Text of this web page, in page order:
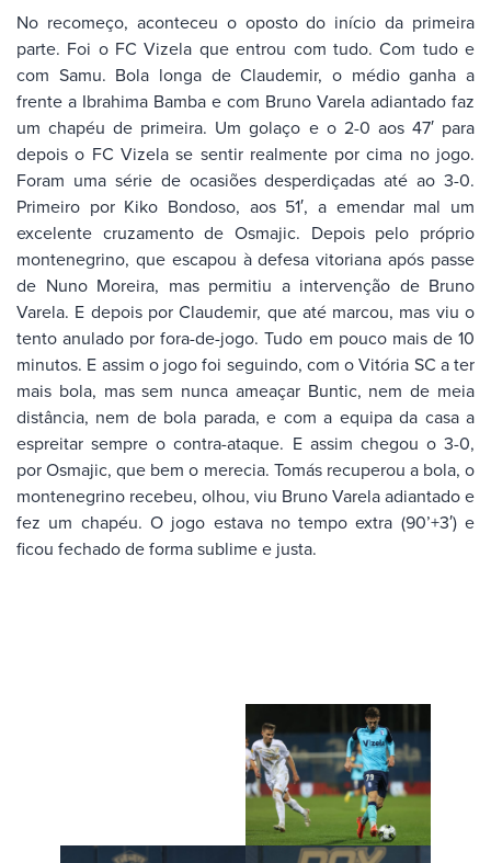
No recomeço, aconteceu o oposto do início da primeira
parte. Foi o FC Vizela que entrou com tudo. Com tudo e
com Samu. Bola longa de Claudemir, o médio ganha a
frente a Ibrahima Bamba e com Bruno Varela adiantado faz
um chapéu de primeira. Um golaço e o 2-0 aos 47′ para
depois o FC Vizela se sentir realmente por cima no jogo.
Foram uma série de ocasiões desperdiçadas até ao 3-0.
Primeiro por Kiko Bondoso, aos 51′, a emendar mal um
excelente cruzamento de Osmajic. Depois pelo próprio
montenegrino, que escapou à defesa vitoriana após passe
de Nuno Moreira, mas permitiu a intervenção de Bruno
Varela. E depois por Claudemir, que até marcou, mas viu o
tento anulado por fora-de-jogo. Tudo em pouco mais de 10
minutos. E assim o jogo foi seguindo, com o Vitória SC a ter
mais bola, mas sem nunca ameaçar Buntic, nem de meia
distância, nem de bola parada, e com a equipa da casa a
espreitar sempre o contra-ataque. E assim chegou o 3-0,
por Osmajic, que bem o merecia. Tomás recuperou a bola, o
montenegrino recebeu, olhou, viu Bruno Varela adiantado e
fez um chapéu. O jogo estava no tempo extra (90’+3′) e
ficou fechado de forma sublime e justa.